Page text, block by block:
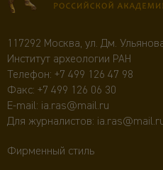
117292 Москва, ул. Дм.
Институт археологии РАН
Телефон: +7 499 126 47 98
Факс: +7 499 126 06 30
E-mail: ia.ras@mail.ru
Для журналистов:
Фирменный стиль